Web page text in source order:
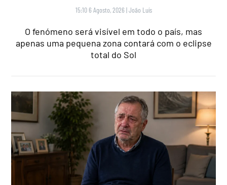
15:10 6 Agosto, 2026 |João Luís
O fenómeno será visível em todo o país, mas
apenas uma pequena zona contará com o eclipse
total do Sol